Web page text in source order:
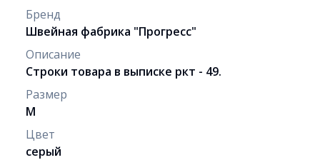
Бренд
Швейная фабрика "Прогресс"
Описание
Строки товара в выписке ркт - 49.
Размер
M
Цвет
серый